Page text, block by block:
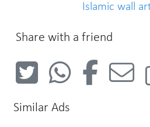
Islamic wall
Share with a friend
Similar Ads